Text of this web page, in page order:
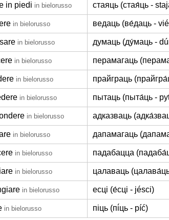
in piedi in bielorusso стаяць (стая́ць -
in bielorusso ведаць (ве́даць -
in bielorusso думаць (ду́маць -
in bielorusso перамагаць
in bielorusso прайграць
in bielorusso пытаць (пыта́ць -
in bielorusso адказваць
in bielorusso дапамагаць
in bielorusso падабацца
in bielorusso цалаваць
in bielorusso есці (е́сці - jésci)
in bielorusso піць (пі́ць - píć)